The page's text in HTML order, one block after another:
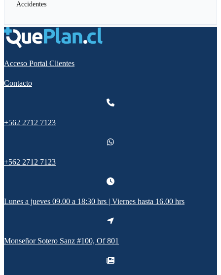
Accidentes
Acceso Portal Clientes
Contacto
+562 2712 7123
+562 2712 7123
Lunes a jueves 09.00 a 18:30 hrs | Viernes hasta 16.00 hrs
Monseñor Sotero Sanz #100, Of 801